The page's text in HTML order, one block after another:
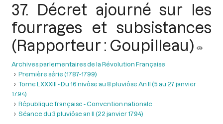
37. Décret ajourné sur les
fourrages et subsistances
(Rapporteur : Goupilleau)
Archives parlementaires de la Révolution Française
Première série (1787-1799)
Tome LXXXIII - Du 16 nivôse au 8 pluviôse An II (5 au 27 janvier
1794)
République française - Convention nationale
Séance du 3 pluviôse an II (22 janvier 1794)